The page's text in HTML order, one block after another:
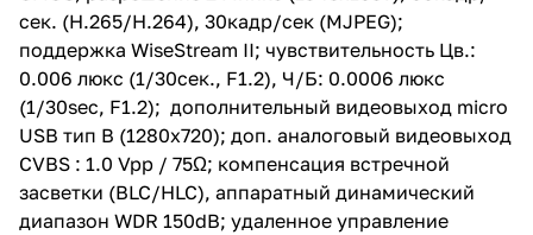
динамический диапазон WDR
150dB; удаленное управление
фокусом (Simple focus); тип
объектива DC/P-Iris/i-CS,
дистанционное управление
зумом и фокусом объектива;
крепеление объетива С/CS;
улучшение контраста (SSDR);
цифровое шумоподавление
SSNRV (2D+3D фильтры);
сек. (H.265/H.264), 30кадр/сек (MJPEG);
поддержка WiseStream II; чувствительность Цв.:
0.006 люкс (1/30сек., F1.2), Ч/Б: 0.0006 люкс
(1/30sec, F1.2); дополнительный видеовыход micro
USB тип В (1280х720); доп. аналоговый видеовыход
CVBS : 1.0 Vpp / 75Ω; компенсация встречной
засветки (BLC/HLC), аппаратный динамический
диапазон WDR 150dB; удаленное управление